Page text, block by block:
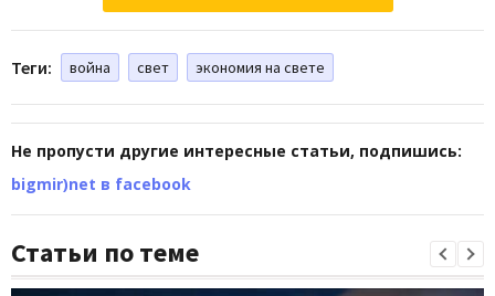
Теги: война свет экономия на свете
Не пропусти другие интересные статьи, подпишись:
bigmir)net в facebook
Статьи по теме